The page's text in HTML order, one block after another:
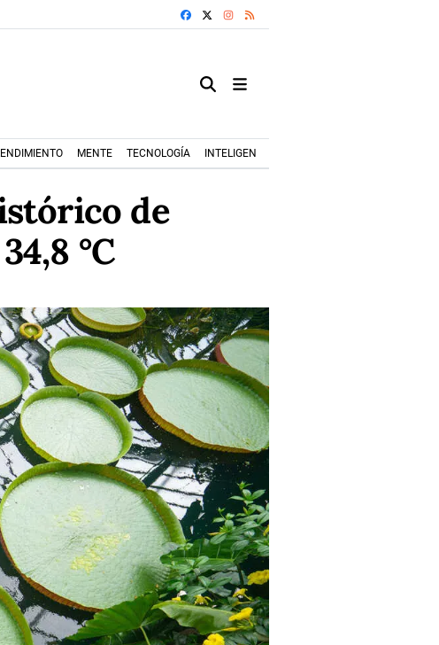
FACEBOOKINSTAGRAM
MENTE TECNOLOGÍA INTELIGENCIA ARTIFICIAL
de
°C